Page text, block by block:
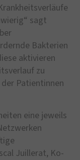
sagt
Bakterien
aktivieren
zu
Patientinnen
eine jeweils
Juillerat, Ko-